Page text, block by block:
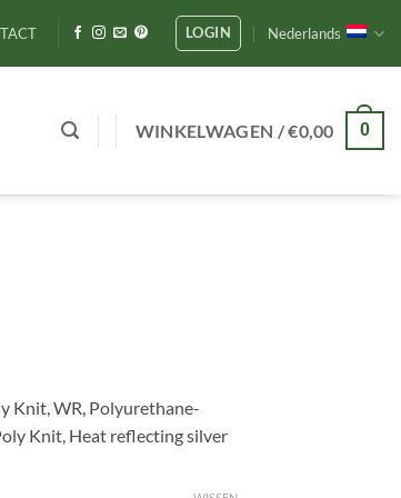
LOGIN Nederlands
WINKELWAGEN /€0,00 0
Knit, WR, Polyurethane-
Knit, Heat reflecting silver